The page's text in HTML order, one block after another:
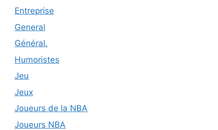
Entreprise
General
Général.
Humoristes
Jeu
Jeux
Joueurs de la NBA
Joueurs NBA